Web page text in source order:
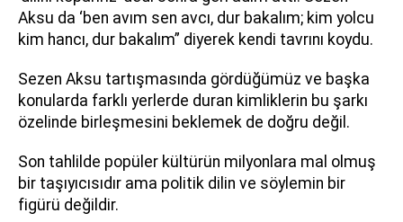
Aksu da ‘ben avım sen avcı, dur bakalım; kim yolcu
kim hancı, dur bakalım” diyerek kendi tavrını koydu.
Sezen Aksu tartışmasında gördüğümüz ve başka
konularda farklı yerlerde duran kimliklerin bu şarkı
özelinde birleşmesini beklemek de doğru değil.
Son tahlilde popüler kültürün milyonlara mal olmuş
bir taşıyıcısıdır ama politik dilin ve söylemin bir
figürü değildir.